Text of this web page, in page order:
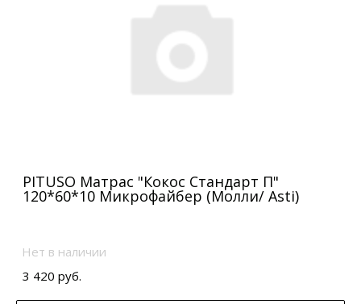
PITUSO Матрас "Кокос Стандарт П"
120*60*10 Микрофайбер (Молли/ Asti)
Нет в наличии
3 420 руб.